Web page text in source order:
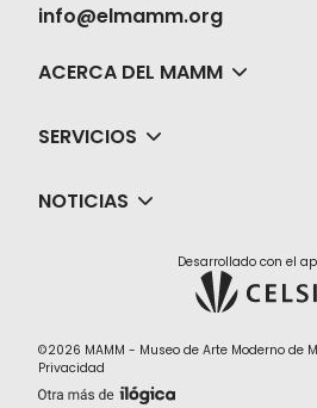
info@elmamm.org
ACERCA DEL MAMM
SERVICIOS
NOTICIAS
Desarrollado con el
©2026 MAMM - Museo de Arte Moderno de
Privacidad